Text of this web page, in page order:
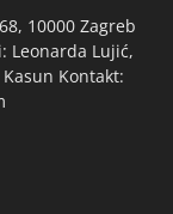
10000 Zagreb
Leonarda Lujić,
Kontakt: